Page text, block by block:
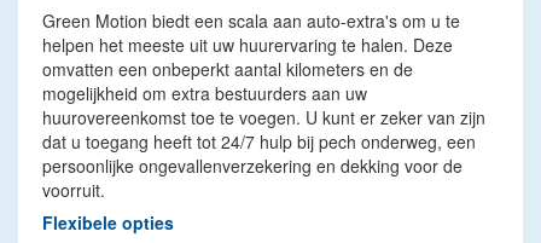
Green Motion biedt een scala aan auto-extra's om u te
helpen het meeste uit uw huurervaring te halen. Deze
omvatten een onbeperkt aantal kilometers en de
mogelijkheid om extra bestuurders aan uw
huurovereenkomst toe te voegen. U kunt er zeker van zijn
dat u toegang heeft tot 24/7 hulp bij pech onderweg, een
persoonlijke ongevallenverzekering en dekking voor de
voorruit.
Flexibele opties